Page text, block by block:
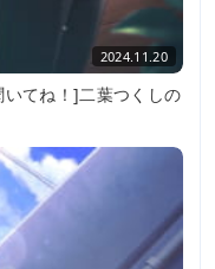
2024.11.20
てね！]二葉つくしの